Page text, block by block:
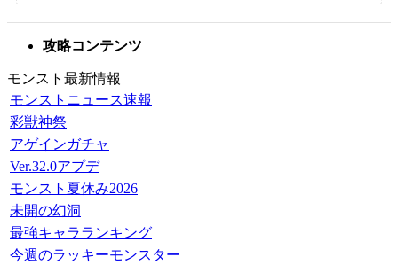
攻略コンテンツ
モンスト最新情報
モンストニュース速報
彩獣神祭
アゲインガチャ
Ver.32.0アプデ
モンスト夏休み2026
未開の幻洞
最強キャラランキング
今週のラッキーモンスター